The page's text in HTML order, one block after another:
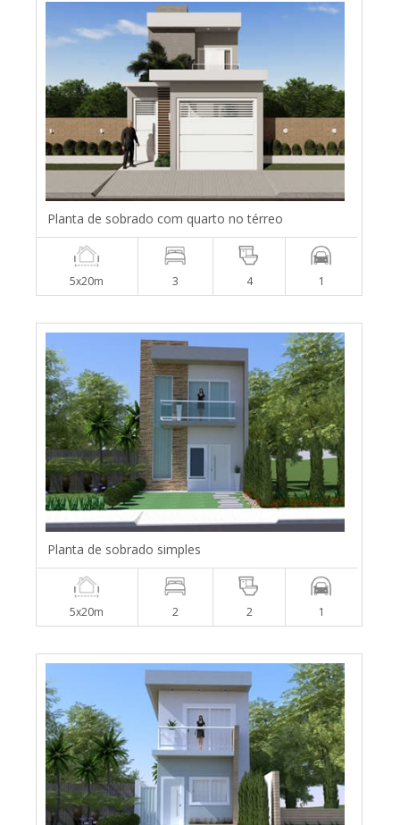
Planta de sobrado com quarto no térreo
5x20m 3 4 1
Planta de sobrado simples
5x20m 2 2 1